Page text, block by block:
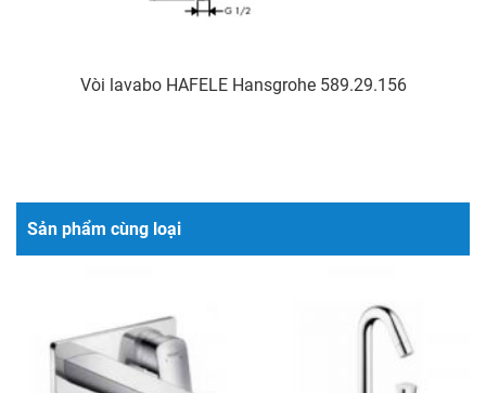
Vòi lavabo HAFELE Hansgrohe 589.29.156
Sản phẩm cùng loại